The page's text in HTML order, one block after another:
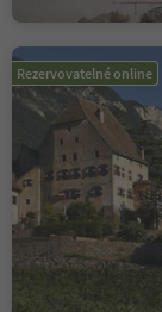
Rezervovatelné online